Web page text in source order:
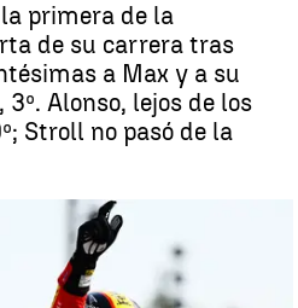
primera de la
de su carrera tras
a Max y a su
Alonso, lejos de los
Stroll no pasó de la